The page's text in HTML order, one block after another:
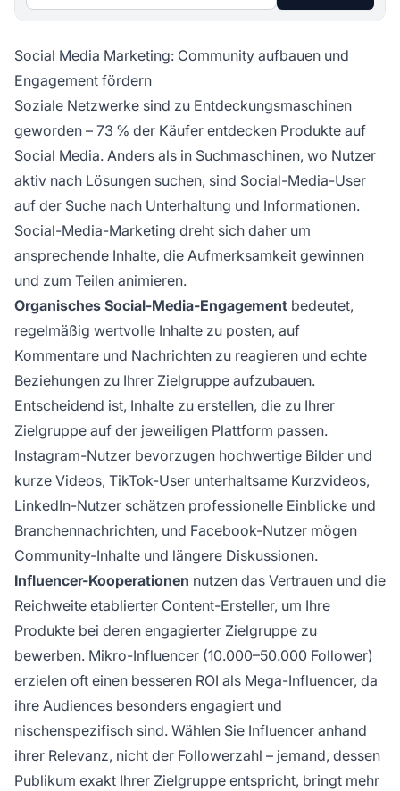
Social Media Marketing: Community aufbauen und
Engagement fördern
Soziale Netzwerke sind zu Entdeckungsmaschinen
geworden – 73 % der Käufer entdecken Produkte auf
Social Media. Anders als in Suchmaschinen, wo Nutzer
aktiv nach Lösungen suchen, sind Social-Media-User
auf der Suche nach Unterhaltung und Informationen.
Social-Media-Marketing dreht sich daher um
ansprechende Inhalte, die Aufmerksamkeit gewinnen
und zum Teilen animieren.
Organisches Social-Media-Engagement bedeutet,
regelmäßig wertvolle Inhalte zu posten, auf
Kommentare und Nachrichten zu reagieren und echte
Beziehungen zu Ihrer Zielgruppe aufzubauen.
Entscheidend ist, Inhalte zu erstellen, die zu Ihrer
Zielgruppe auf der jeweiligen Plattform passen.
Instagram-Nutzer bevorzugen hochwertige Bilder und
kurze Videos, TikTok-User unterhaltsame Kurzvideos,
LinkedIn-Nutzer schätzen professionelle Einblicke und
Branchennachrichten, und Facebook-Nutzer mögen
Community-Inhalte und längere Diskussionen.
Influencer-Kooperationen nutzen das Vertrauen und die
Reichweite etablierter Content-Ersteller, um Ihre
Produkte bei deren engagierter Zielgruppe zu
bewerben. Mikro-Influencer (10.000–50.000 Follower)
erzielen oft einen besseren ROI als Mega-Influencer, da
ihre Audiences besonders engagiert und
nischenspezifisch sind. Wählen Sie Influencer anhand
ihrer Relevanz, nicht der Followerzahl – jemand, dessen
Publikum exakt Ihrer Zielgruppe entspricht, bringt mehr